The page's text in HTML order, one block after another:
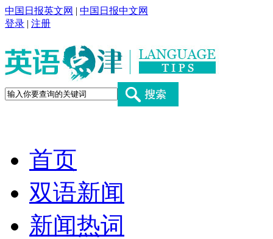
中国日报英文网 | 中国日报中文网
登录 | 注册
首页
双语新闻
新闻热词